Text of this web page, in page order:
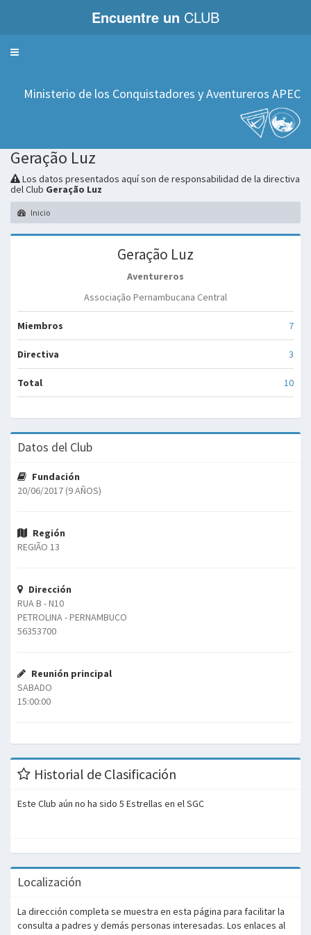
Encuentre un CLUB
Servicios
Ministerio de los Conquistadores y Aventureros APEC
Geração Luz
Los datos presentados aquí son de responsabilidad de la directiva
del Club Geração Luz
Inicio
Geração Luz
Aventureros
Associação Pernambucana Central
Miembros 7
Directiva 3
Total 10
Datos del Club
Fundación
20/06/2017 (9 AÑOS)
Región
REGIÃO 13
Dirección
RUA B - N10
PETROLINA - PERNAMBUCO
56353700
Reunión principal
SABADO
15:00:00
Historial de Clasificación
Este Club aún no ha sido 5 Estrellas en el SGC
Localización
La dirección completa se muestra en esta página para facilitar la
consulta a padres y demás personas interesadas. Los enlaces al